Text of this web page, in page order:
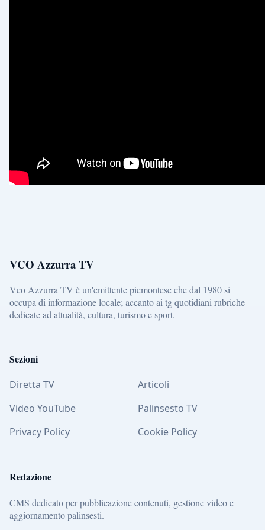
VCO Azzurra TV
Vco Azzurra TV è un'emittente piemontese che dal 1980 si
occupa di informazione locale; accanto ai tg quotidiani rubriche
dedicate ad attualità, cultura, turismo e sport.
Sezioni
Diretta TV
Articoli
Video YouTube
Palinsesto TV
Privacy Policy
Cookie Policy
Redazione
CMS dedicato per pubblicazione contenuti, gestione video e
aggiornamento palinsesti.